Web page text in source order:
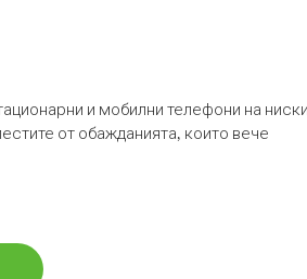
и мобилни телефони на ниски
от обажданията, които вече